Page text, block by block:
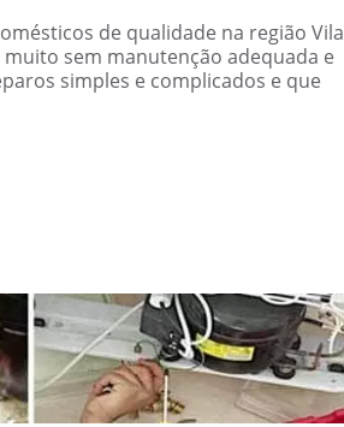
de qualidade na região Vila
sem manutenção adequada e
simples e complicados e que